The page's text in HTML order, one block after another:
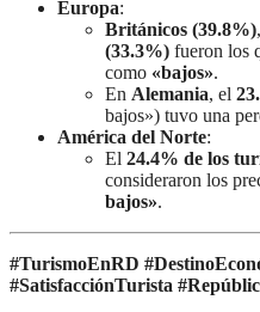
Europa:
Británicos (39.8%),
(33.3%) fueron los
como «bajos».
En Alemania, el
bajos») tuvo una
América del Norte:
El 24.4% de los
consideraron los
bajos».
#TurismoEnRD
#SatisfacciónTurista